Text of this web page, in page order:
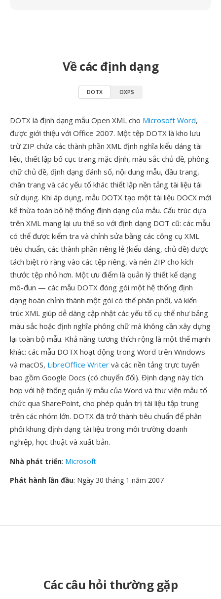
Về các định dạng
DOTX OXPS
DOTX là định dạng mẫu Open XML cho Microsoft Word,
được giới thiệu với Office 2007. Một tệp DOTX là kho lưu
trữ ZIP chứa các thành phần XML định nghĩa kiểu dáng tài
liệu, thiết lập bố cục trang mặc định, màu sắc chủ đề, phông
chữ chủ đề, định dạng đánh số, nội dung mẫu, đầu trang,
chân trang và các yếu tố khác thiết lập nền tảng tài liệu tái
sử dụng. Khi áp dụng, mẫu DOTX tạo một tài liệu DOCX mới
kế thừa toàn bộ hệ thống định dạng của mẫu. Cấu trúc dựa
trên XML mang lại ưu thế so với định dạng DOT cũ: các mẫu
có thể được kiểm tra và chỉnh sửa bằng các công cụ XML
tiêu chuẩn, các thành phần riêng lẻ (kiểu dáng, chủ đề) được
tách biệt rõ ràng vào các tệp riêng, và nén ZIP cho kích
thước tệp nhỏ hơn. Một ưu điểm là quản lý thiết kế dạng
mô-đun — các mẫu DOTX đóng gói một hệ thống định
dạng hoàn chỉnh thành một gói có thể phân phối, và kiến
trúc XML giúp dễ dàng cập nhật các yếu tố cụ thể như bảng
màu sắc hoặc định nghĩa phông chữ mà không cần xây dựng
lại toàn bộ mẫu. Khả năng tương thích rộng là một thế mạnh
khác: các mẫu DOTX hoạt động trong Word trên Windows
và macOS, LibreOffice Writer và các nền tảng trực tuyến
bao gồm Google Docs (có chuyển đổi). Định dạng này tích
hợp với hệ thống quản lý mẫu của Word và thư viện mẫu tổ
chức qua SharePoint, cho phép quản trị tài liệu tập trung
trên các nhóm lớn. DOTX đã trở thành tiêu chuẩn để phân
phối khung định dạng tài liệu trong môi trường doanh
nghiệp, học thuật và xuất bản.
Nhà phát triển: Microsoft
Phát hành lần đầu: Ngày 30 tháng 1 năm 2007
Các câu hỏi thường gặp